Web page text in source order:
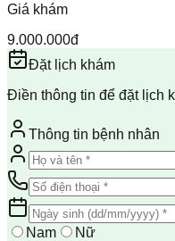
Giá khám
9.000.000đ
Đặt lịch khám
Điền thông tin để đặt lịch
Thông tin bệnh nhân
Nam Nữ